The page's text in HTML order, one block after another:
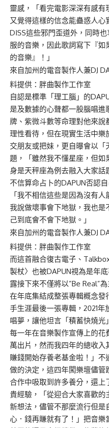
靈感，「看完電影深深有感
又覺得這樣的信念能蠱惑人
DISS這些邪門歪道外，同時
服的音樂，因此歌詞寫下『
的音樂』！」
來自加州的電音製作人兼DJ
料提供：胖曲製作工作室
自認是標準「理工腦」的
是及數據的心聲都一股腦唱
牌、紫微斗數等命理對他來
理性看待，但在現實生活中
交朋友或把妹，更自曝會以
題，「雖然我不懂星座，但
身是天秤座為例去融入大家
不信算命占卜的DAPUN否認
「我不相信這些是因為沒有
我說做壞事會下地獄，我也是
己到底會不會下地獄。」
來自加州的電音製作人兼DJ
料提供：胖曲製作工作室
而這首融合復古電子、
製杖〉也被DAPUN視為是年
露接下來不僅將以”Be Real”
在年底集結成整張專輯概念發
手生涯最後一張專輯，2021
唱夢，讓他坦言「積蓄快燒
每一年在音樂製作宣傳上的
萬出片，然而我四年的總收入
賺錢開始存養老基金啦！」不
做的決定，這四年闖樂壇儘
合作中吸取到許多養分，還上
貴經驗，「從迎合大家喜歡
新想法，儘管不那麼流行但是
心．錢再賺就有了！」把音樂